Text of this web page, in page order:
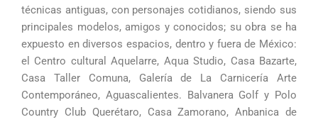
técnicas antiguas, con personajes cotidianos, siendo sus
principales modelos, amigos y conocidos; su obra se ha
expuesto en diversos espacios, dentro y fuera de México:
el Centro cultural Aquelarre, Aqua Studio, Casa Bazarte,
Casa Taller Comuna, Galería de La Carnicería Arte
Contemporáneo, Aguascalientes. Balvanera Golf y Polo
Country Club Querétaro, Casa Zamorano, Anbanica de